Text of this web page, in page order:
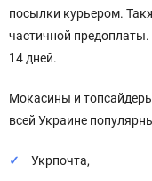
посылки курьером.
частичной предоплаты.
14 дней.
Мокасины и
всей Украине
Укрпочта,